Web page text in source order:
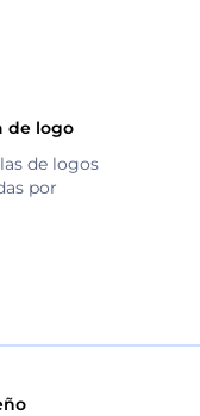
de logo
de logos
por